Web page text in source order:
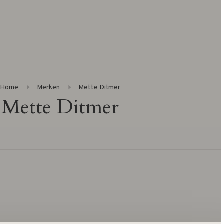
Home Merken Mette Ditmer
Mette Ditmer